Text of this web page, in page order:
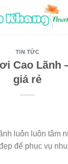
TIN TỨC
Cao Lãnh
giá rẻ
luôn luôn tâm
để phục vụ